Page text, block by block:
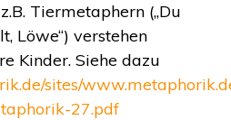
Tiermetaphern („Du
Löwe“) verstehen
Kinder. Siehe dazu
sites/
27.pdf